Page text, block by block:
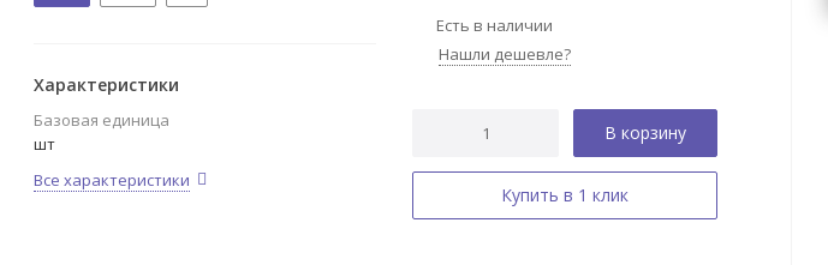
Характеристики
Базовая единица
шт
Все характеристики
Есть в наличии
Нашли дешевле?
В корзину
Купить в 1 клик